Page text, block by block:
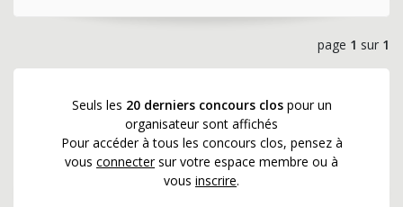
page 1 sur 1
Seuls les 20 derniers concours clospour un
organisateur sont affichés
Pour accéder à tous les concours clos, pensez à
vous connectersur votre espace membre ou à
vous inscrire.